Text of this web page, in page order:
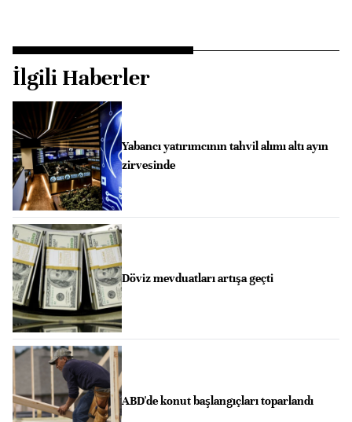
İlgili Haberler
Yabancı yatırımcının tahvil alımı altı ayın
zirvesinde
Döviz mevduatları artışa geçti
ABD'de konut başlangıçları toparlandı